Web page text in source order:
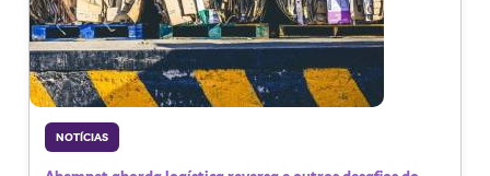
NOTÍCIAS